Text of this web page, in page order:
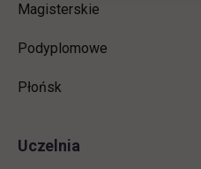
Magisterskie
Podyplomowe
Płońsk
Uczelnia